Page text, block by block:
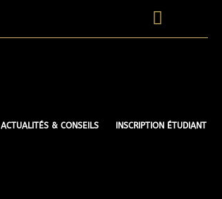
ACTUALITÉS & CONSEILS INSCRIPTION ÉTUDIANT